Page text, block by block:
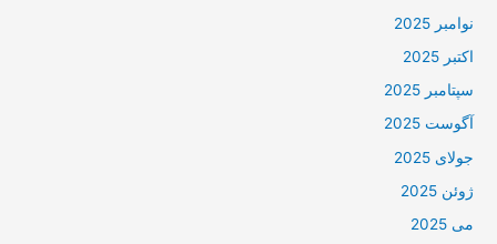
نوامبر 2025
اکتبر 2025
سپتامبر 2025
آگوست 2025
جولای 2025
ژوئن 2025
می 2025